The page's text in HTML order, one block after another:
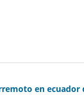
en ecuador